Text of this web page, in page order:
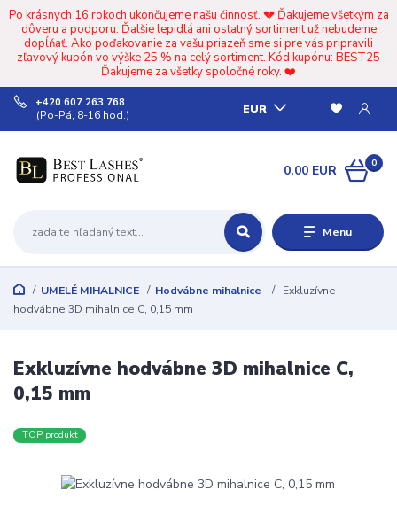
Po krásnych 16 rokoch ukončujeme našu činnosť. 💔 Ďakujeme všetkým za
dôveru a podporu. Ďalšie lepidlá ani ostatný sortiment už nebudeme
dopĺňať. Ako poďakovanie za vašu priazeň sme si pre vás pripravili
zľavový kupón vo výške 25 % na celý sortiment. Kód kupónu: BEST25
Ďakujeme za všetky spoločné roky. ❤️
Menu
EUR
+420 607 263 768
(Po-Pá, 8-16 hod.)
0
0,00 EUR
UMELÉ MIHALNICE Hodvábne mihalnice
Exkluzívne
hodvábne 3D mihalnice C, 0,15 mm
Exkluzívne hodvábne 3D mihalnice C,
0,15 mm
TOP produkt